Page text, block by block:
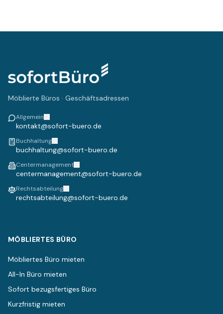
Möblierte Büros · Geschäftsadressen
Allgemein
kontakt@sofort-buero.de
Buchhaltung
buchhaltung@sofort-buero.de
Centermanagement
centermanagement@sofort-buero.de
Rechtsabteilung
rechtsabteilung@sofort-buero.de
MÖBLIERTES BÜRO
Möbliertes Büro mieten
All-In Büro mieten
Sofort bezugsfertiges Büro
Kurzfristig mieten